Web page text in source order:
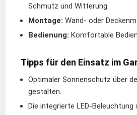
Schmutz und Witterung.
Montage: Wand- oder
Bedienung: Komfortable
Tipps für den Einsatz im
Optimaler Sonnenschutz über
gestalten.
Die integrierte LED-